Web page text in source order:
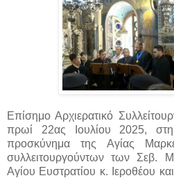
Επίσημο Αρχιερατικό
πρωί 22ας Ιουλίου 2025,
προσκύνημα της Αγίας
συλλειτουργούντων των Σεβ.
Αγίου Ευστρατίου κ. Ιεροθέου